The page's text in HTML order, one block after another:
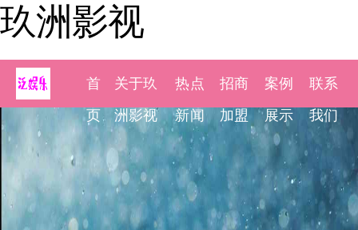
玖洲影视
首
页
关于玖
洲影视
热点
新闻
招商
加盟
案例
展示
联系
我们